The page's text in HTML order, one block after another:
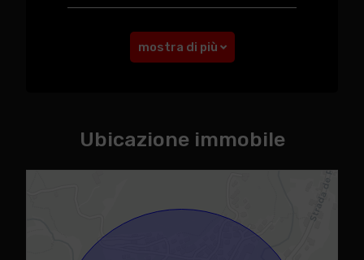
mostra di più
Ubicazione immobile